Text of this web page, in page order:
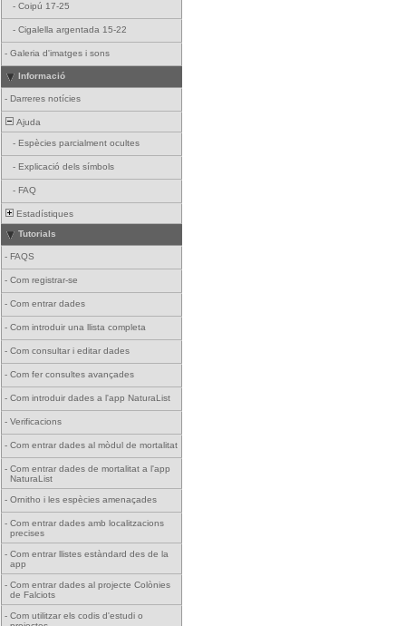
- Coipú 17-25
- Cigalella argentada 15-22
- Galeria d'imatges i sons
Informació
- Darreres notícies
Ajuda
- Espècies parcialment ocultes
- Explicació dels símbols
- FAQ
Estadístiques
Tutorials
- FAQS
- Com registrar-se
- Com entrar dades
- Com introduir una llista completa
- Com consultar i editar dades
- Com fer consultes avançades
- Com introduir dades a l'app NaturaList
- Verificacions
- Com entrar dades al mòdul de mortalitat
- Com entrar dades de mortalitat a l'app
NaturaList
- Ornitho i les espècies amenaçades
- Com entrar dades amb localitzacions
precises
- Com entrar llistes estàndard des de la
app
- Com entrar dades al projecte Colònies
de Falciots
- Com utilitzar els codis d'estudi o